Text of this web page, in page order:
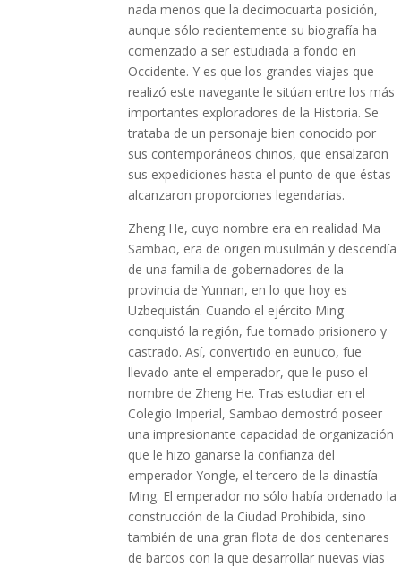
nada menos que la decimocuarta posición,
aunque sólo recientemente su biografía ha
comenzado a ser estudiada a fondo en
Occidente. Y es que los grandes viajes que
realizó este navegante le sitúan entre los más
importantes exploradores de la Historia. Se
trataba de un personaje bien conocido por
sus contemporáneos chinos, que ensalzaron
sus expediciones hasta el punto de que éstas
alcanzaron proporciones legendarias.
Zheng He, cuyo nombre era en realidad Ma
Sambao, era de origen musulmán y descendía
de una familia de gobernadores de la
provincia de Yunnan, en lo que hoy es
Uzbequistán. Cuando el ejército Ming
conquistó la región, fue tomado prisionero y
castrado. Así, convertido en eunuco, fue
llevado ante el emperador, que le puso el
nombre de Zheng He. Tras estudiar en el
Colegio Imperial, Sambao demostró poseer
una impresionante capacidad de organización
que le hizo ganarse la confianza del
emperador Yongle, el tercero de la dinastía
Ming. El emperador no sólo había ordenado la
construcción de la Ciudad Prohibida, sino
también de una gran flota de dos centenares
de barcos con la que desarrollar nuevas vías